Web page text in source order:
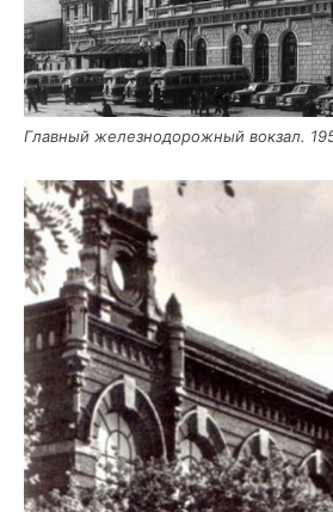
Глав­ный желез­но­до­рож­ный вок­зал.